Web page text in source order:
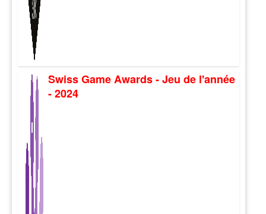
Swiss Game Awards - Jeu de l'année
- 2024